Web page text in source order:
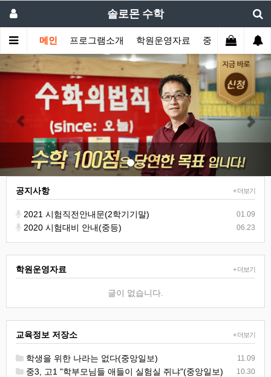
솔로몬 수학
메인 프로그램소개 학원운영자료 중등부프로그램
Previous
+ 더보기
공지사항
01.09
2021 시험직전안내문(2학기기말)
06.23
2020 시험대비 안내(중등)
+ 더보기
학원운영자료
글이 없습니다.
+ 더보기
교육정보 저장소
11.09
학생을 위한 나라는 없다(중앙일보)
10.30
중3, 고1 "학부모님들 애들이 실험실 쥐냐"(중앙일보)